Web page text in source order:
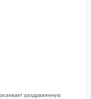
раздраженную